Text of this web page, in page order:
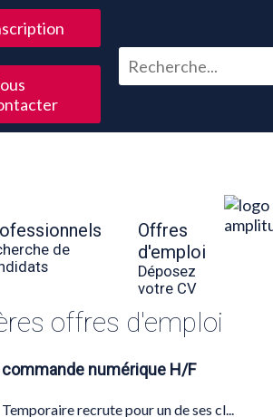
de
Offres
d'emploi
Déposez
votre CV
offres d'emploi
numérique H/F
recrute pour un de ses cl...